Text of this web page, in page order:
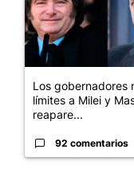
Los gobernadores
límites a Milei y
reapare...
92 comentarios